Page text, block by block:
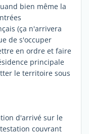
bien même la
(ça n'arrivera
de s'occuper
en ordre et faire
principale
le territoire sous
d'arrivé sur le
couvrant